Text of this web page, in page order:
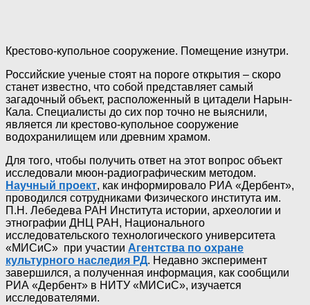
Крестово-купольное сооружение. Помещение изнутри.
Российские ученые стоят на пороге открытия – скоро
станет известно, что собой представляет самый
загадочный объект, расположенный в цитадели Нарын-
Кала. Специалисты до сих пор точно не выяснили,
является ли крестово-купольное сооружение
водохранилищем или древним храмом.
Для того, чтобы получить ответ на этот вопрос объект
исследовали мюон-радиографическим методом.
Научный проект, как информировало РИА «Дербент»,
проводился сотрудниками Физического института им.
П.Н. Лебедева РАН Института истории, археологии и
этнографии ДНЦ РАН, Национального
исследовательского технологического университета
«МИСиС» при участии Агентства по охране
культурного наследия РД. Недавно эксперимент
завершился, а полученная информация, как сообщили
РИА «Дербент» в НИТУ «МИСиС», изучается
исследователями.